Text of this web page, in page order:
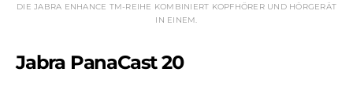
DIE JABRA ENHANCE TM-REIHE KOMBINIERT KOPFHÖRER UND HÖRGERÄT
IN EINEM.
Jabra PanaCast 20